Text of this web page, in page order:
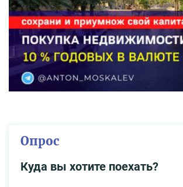
Опрос
Куда вы хотите поехать?